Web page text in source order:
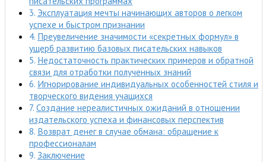
Эксплуатация мечты начинающих авторов о легком
успехе и быстром признании
Преувеличение значимости «секретных формул» в
ущерб развитию базовых писательских навыков
Недостаточность практических примеров и обратной
связи для отработки полученных знаний
Игнорирование индивидуальных особенностей стиля и
творческого видения учащихся
Создание нереалистичных ожиданий в отношении
издательского успеха и финансовых перспектив
Возврат денег в случае обмана: обращение к
профессионалам
Заключение